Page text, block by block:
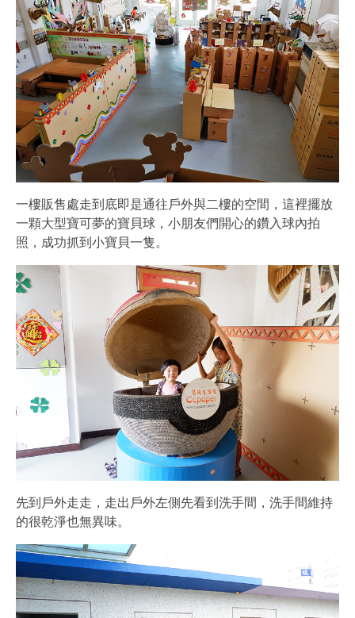
一樓販售處走到底即是通往戶外與二樓的空間，這裡擺放
一顆大型寶可夢的寶貝球，小朋友們開心的鑽入球內拍
照，成功抓到小寶貝一隻。
先到戶外走走，走出戶外左側先看到洗手間，洗手間維持
的很乾淨也無異味。